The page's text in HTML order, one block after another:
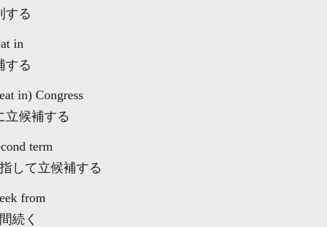
する
in
する
in) Congress
立候補する
term
して立候補する
from
続く